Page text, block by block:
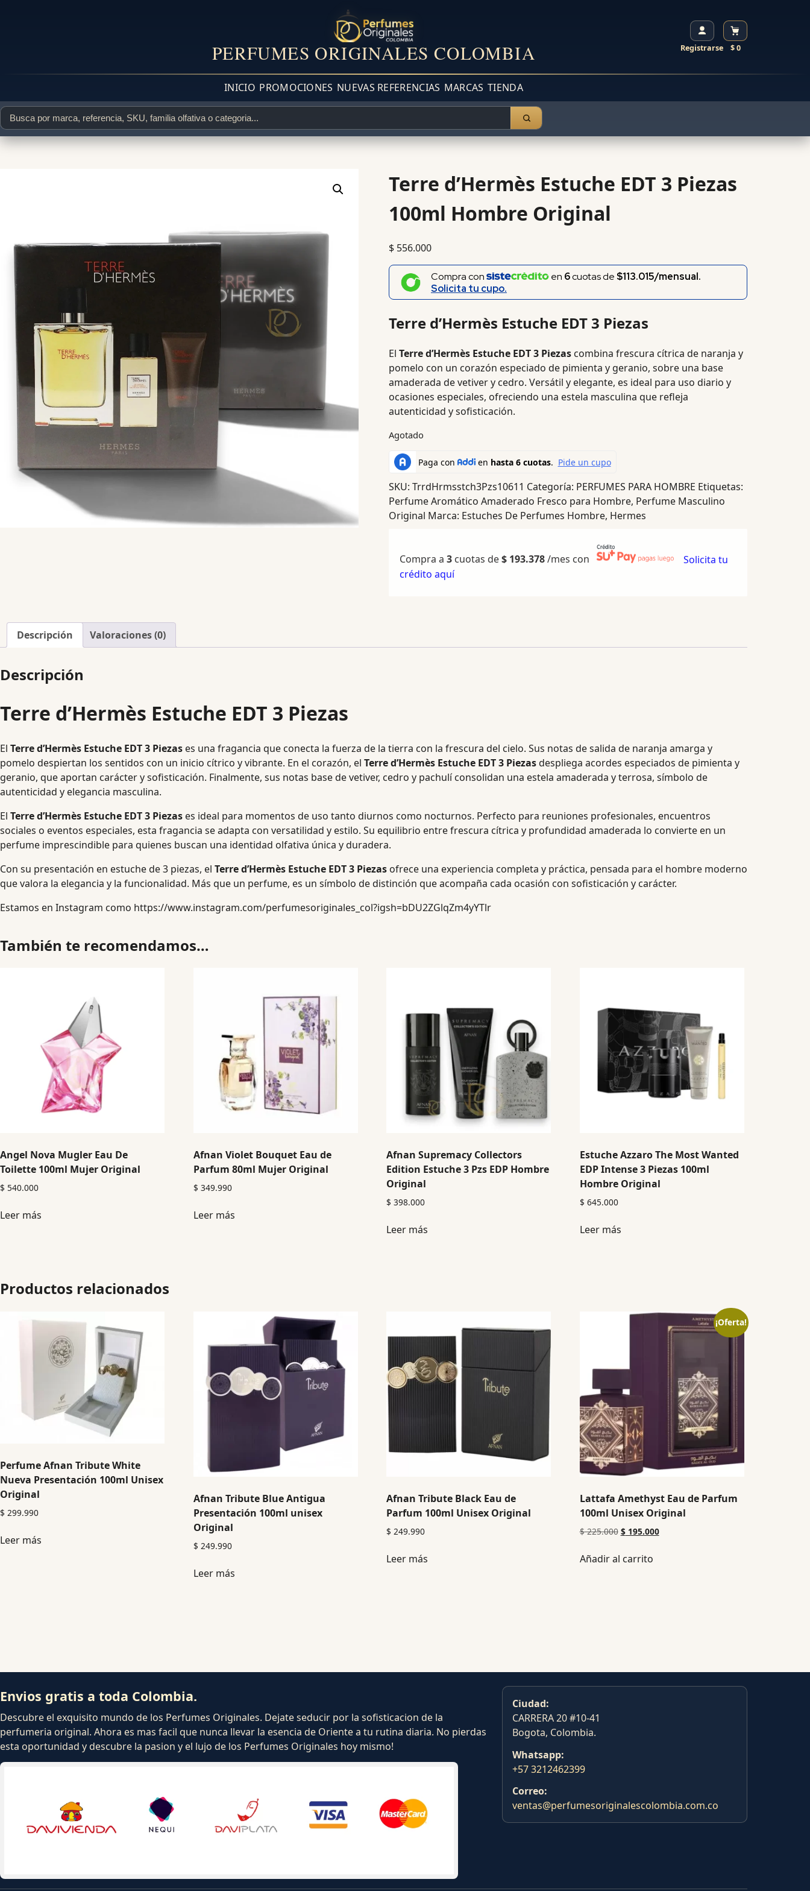
PERFUMES ORIGINALES COLOMBIA Registrarse $ 0
INICIO PROMOCIONES NUEVAS REFERENCIAS MARCAS TIENDA
Terre d’Hermès Estuche EDT 3 Piezas
100ml Hombre Original
$556.000
Compra con en 6cuotas de $113.015/mensual.
Solicita tu cupo.
Terre d’Hermès Estuche EDT 3 Piezas
El Terre d’Hermès Estuche EDT 3 Piezascombina frescura cítrica de naranja y
pomelo con un corazón especiado de pimienta y geranio, sobre una base
amaderada de vetiver y cedro. Versátil y elegante, es ideal para uso diario y
ocasiones especiales, ofreciendo una estela masculina que refleja
autenticidad y sofisticación.
Agotado
SKU: TrrdHrmsstch3Pzs10611 Categoría: PERFUMES PARA HOMBRE Etiquetas:
Perfume Aromático Amaderado Fresco para Hombre, Perfume Masculino
Original Marca: Estuches De Perfumes Hombre, Hermes
Compra a 3cuotas de$193.378/mes con
Solicita tu
crédito aquí
Descripción Valoraciones (0)
Descripción
Terre d’Hermès Estuche EDT 3 Piezas
El Terre d’Hermès Estuche EDT 3 Piezas es una fragancia que conecta la fuerza de la tierra con la frescura del cielo. Sus notas de salida de naranja amarga y
pomelo despiertan los sentidos con un inicio cítrico y vibrante. En el corazón, el Terre d’Hermès Estuche EDT 3 Piezasdespliega acordes especiados de pimienta y
geranio, que aportan carácter y sofisticación. Finalmente, sus notas base de vetiver, cedro y pachulí consolidan una estela amaderada y terrosa, símbolo de
autenticidad y elegancia masculina.
El Terre d’Hermès Estuche EDT 3 Piezas es ideal para momentos de uso tanto diurnos como nocturnos. Perfecto para reuniones profesionales, encuentros
sociales o eventos especiales, esta fragancia se adapta con versatilidad y estilo. Su equilibrio entre frescura cítrica y profundidad amaderada lo convierte en un
perfume imprescindible para quienes buscan una identidad olfativa única y duradera.
Con su presentación en estuche de 3 piezas, el Terre d’Hermès Estuche EDT 3 Piezas ofrece una experiencia completa y práctica, pensada para el hombre moderno
que valora la elegancia y la funcionalidad. Más que un perfume, es un símbolo de distinción que acompaña cada ocasión con sofisticación y carácter.
Estamos en Instagram como https://www.instagram.com/perfumesoriginales_col?igsh=bDU2ZGlqZm4yYTlr
También te recomendamos…
Angel Nova Mugler Eau De
Toilette 100ml Mujer Original
$ 540.000
Leer más
Afnan Violet Bouquet Eau de
Parfum 80ml Mujer Original
$ 349.990
Leer más
Afnan Supremacy Collectors
Edition Estuche 3 Pzs EDP Hombre
Original
$ 398.000
Leer más
Estuche Azzaro The Most Wanted
EDP Intense 3 Piezas 100ml
Hombre Original
$ 645.000
Leer más
Productos relacionados
Perfume Afnan Tribute White
Nueva Presentación 100ml Unisex
Original
$ 299.990
Leer más
Afnan Tribute Blue Antigua
Presentación 100ml unisex
Original
$ 249.990
Leer más
Afnan Tribute Black Eau de
Parfum 100ml Unisex Original
$ 249.990
Leer más
¡Oferta!
Lattafa Amethyst Eau de Parfum
100ml Unisex Original
$225.000 $195.000
Añadir al carrito
Envios gratis a toda Colombia.
Descubre el exquisito mundo de los Perfumes Originales. Dejate seducir por la sofisticacion de la
perfumeria original. Ahora es mas facil que nunca llevar la esencia de Oriente a tu rutina diaria. No pierdas
esta oportunidad y descubre la pasion y el lujo de los Perfumes Originales hoy mismo!
Ciudad:
CARRERA 20 #10-41
Bogota, Colombia.
Whatsapp:
+57 3212462399
Correo:
ventas@perfumesoriginalescolombia.com.co